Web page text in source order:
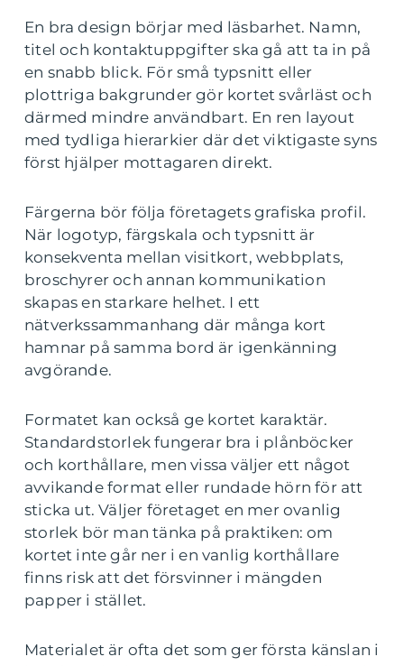
En bra design börjar med läsbarhet. Namn,
titel och kontaktuppgifter ska gå att ta in på
en snabb blick. För små typsnitt eller
plottriga bakgrunder gör kortet svårläst och
därmed mindre användbart. En ren layout
med tydliga hierarkier där det viktigaste syns
först hjälper mottagaren direkt.
Färgerna bör följa företagets grafiska profil.
När logotyp, färgskala och typsnitt är
konsekventa mellan visitkort, webbplats,
broschyrer och annan kommunikation
skapas en starkare helhet. I ett
nätverkssammanhang där många kort
hamnar på samma bord är igenkänning
avgörande.
Formatet kan också ge kortet karaktär.
Standardstorlek fungerar bra i plånböcker
och korthållare, men vissa väljer ett något
avvikande format eller rundade hörn för att
sticka ut. Väljer företaget en mer ovanlig
storlek bör man tänka på praktiken: om
kortet inte går ner i en vanlig korthållare
finns risk att det försvinner i mängden
papper i stället.
Materialet är ofta det som ger första känslan i